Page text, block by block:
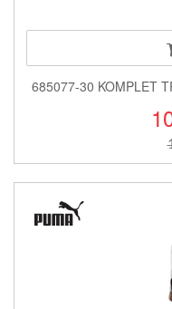
685077-30 KOMPLET